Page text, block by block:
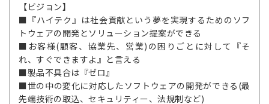
【ビジョン】
■『ハイテク』は社会貢献という夢を実現するためのソフ
トウェアの開発とソリューション提案ができる
■お客様(顧客、協業先、営業)の困りごとに対して『そ
れ、すぐできますよ』と言える
■製品不具合は『ゼロ』
■世の中の変化に対応したソフトウェアの開発ができる(最
先端技術の取込、セキュリティー、法規制など)